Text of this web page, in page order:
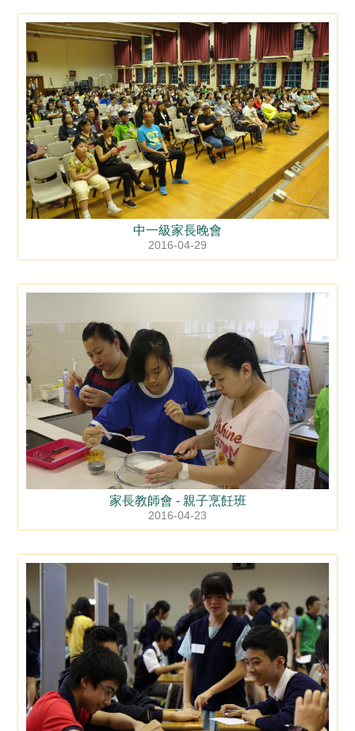
中一級家長晚會
2016-04-29
家長教師會 - 親子烹飪班
2016-04-23